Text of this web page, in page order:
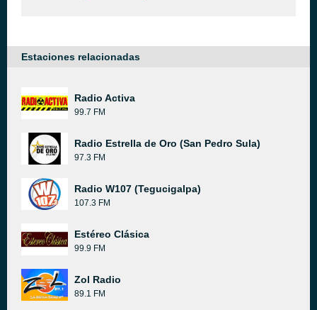
Estaciones relacionadas
Radio Activa
99.7 FM
Radio Estrella de Oro (San Pedro Sula)
97.3 FM
Radio W107 (Tegucigalpa)
107.3 FM
Estéreo Clásica
99.9 FM
Zol Radio
89.1 FM